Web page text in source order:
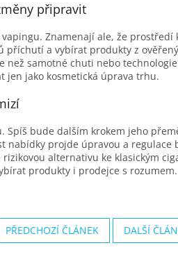
připravit
Znamenají ale, že
příchutí a vybírat produkty z
samotné chuti nebo
jen jako kosmetická úprava trhu.
Spíš bude dalším krokem jeho
nabídky projde úpravou a
alternativu ke klasickým
produkty i prodejce s rozumem.
PŘEDCHOZÍ ČLÁNEK DALŠÍ